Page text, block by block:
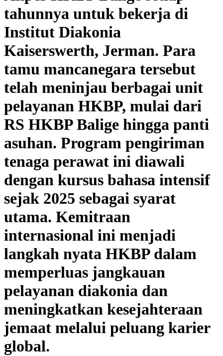
tahunnya untuk bekerja di
Institut Diakonia
Kaiserswerth, Jerman. Para
tamu mancanegara tersebut
telah meninjau berbagai unit
pelayanan HKBP, mulai dari
RS HKBP Balige hingga panti
asuhan. Program pengiriman
tenaga perawat ini diawali
dengan kursus bahasa intensif
sejak 2025 sebagai syarat
utama. Kemitraan
internasional ini menjadi
langkah nyata HKBP dalam
memperluas jangkauan
pelayanan diakonia dan
meningkatkan kesejahteraan
jemaat melalui peluang karier
global.